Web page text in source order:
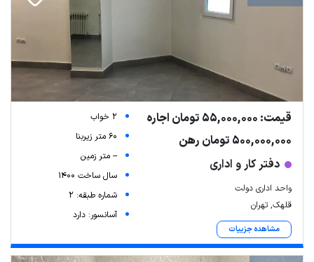
قیمت: 55,000,000 تومان اجاره
500,000,000 تومان رهن
دفتر کار و اداری
واحد اداری دولت
قلهک, تهران
مشاهده جزییات
2 خواب
60 متر زیربنا
-- متر زمین
سال ساخت 1400
شماره طبقه: 2
آسانسور: دارد